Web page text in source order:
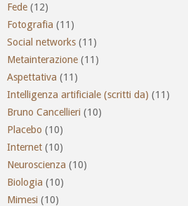
Fede (12)
Fotografia (11)
Social networks (11)
Metainterazione (11)
Aspettativa (11)
Intelligenza artificiale (scritti da) (11)
Bruno Cancellieri (10)
Placebo (10)
Internet (10)
Neuroscienza (10)
Biologia (10)
Mimesi (10)